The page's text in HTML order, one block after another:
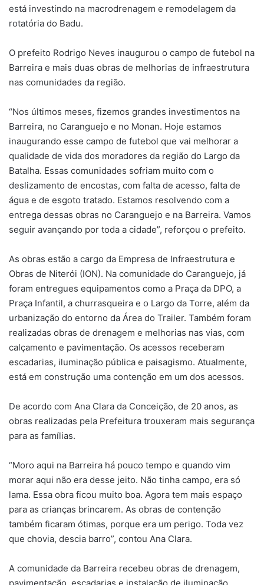
está investindo na macrodrenagem e remodelagem da
rotatória do Badu.
O prefeito Rodrigo Neves inaugurou o campo de futebol na
Barreira e mais duas obras de melhorias de infraestrutura
nas comunidades da região.
“Nos últimos meses, fizemos grandes investimentos na
Barreira, no Caranguejo e no Monan. Hoje estamos
inaugurando esse campo de futebol que vai melhorar a
qualidade de vida dos moradores da região do Largo da
Batalha. Essas comunidades sofriam muito com o
deslizamento de encostas, com falta de acesso, falta de
água e de esgoto tratado. Estamos resolvendo com a
entrega dessas obras no Caranguejo e na Barreira. Vamos
seguir avançando por toda a cidade”, reforçou o prefeito.
As obras estão a cargo da Empresa de Infraestrutura e
Obras de Niterói (ION). Na comunidade do Caranguejo, já
foram entregues equipamentos como a Praça da DPO, a
Praça Infantil, a churrasqueira e o Largo da Torre, além da
urbanização do entorno da Área do Trailer. Também foram
realizadas obras de drenagem e melhorias nas vias, com
calçamento e pavimentação. Os acessos receberam
escadarias, iluminação pública e paisagismo. Atualmente,
está em construção uma contenção em um dos acessos.
De acordo com Ana Clara da Conceição, de 20 anos, as
obras realizadas pela Prefeitura trouxeram mais segurança
para as famílias.
“Moro aqui na Barreira há pouco tempo e quando vim
morar aqui não era desse jeito. Não tinha campo, era só
lama. Essa obra ficou muito boa. Agora tem mais espaço
para as crianças brincarem. As obras de contenção
também ficaram ótimas, porque era um perigo. Toda vez
que chovia, descia barro”, contou Ana Clara.
A comunidade da Barreira recebeu obras de drenagem,